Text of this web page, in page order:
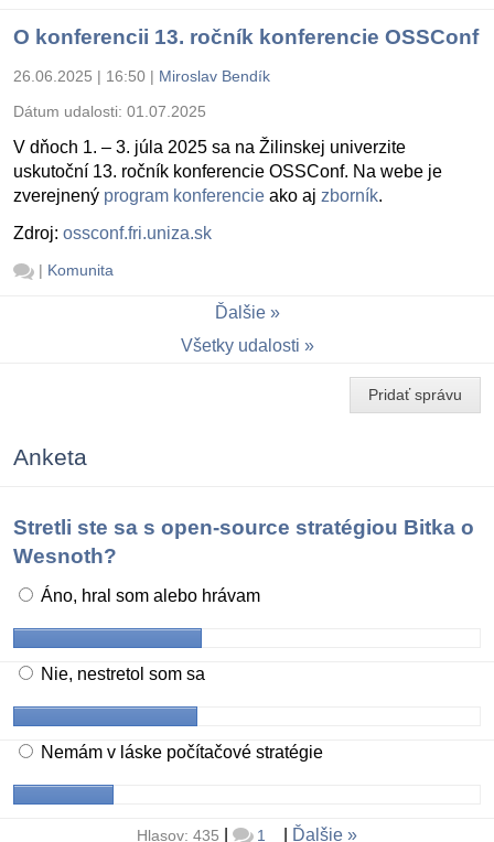
O konferencii 13. ročník konferencie OSSConf
26.06.2025 | 16:50 | Miroslav Bendík
Dátum udalosti: 01.07.2025
V dňoch 1. – 3. júla 2025 sa na Žilinskej univerzite
uskutoční 13. ročník konferencie OSSConf. Na webe je
zverejnený program konferencie ako aj zborník.
Zdroj: ossconf.fri.uniza.sk
| Komunita
Ďalšie
Všetky udalosti
Pridať správu
Anketa
Stretli ste sa s open-source stratégiou Bitka o
Wesnoth?
Áno, hral som alebo hrávam
Nie, nestretol som sa
Nemám v láske počítačové stratégie
Hlasov: 435 1 Ďalšie